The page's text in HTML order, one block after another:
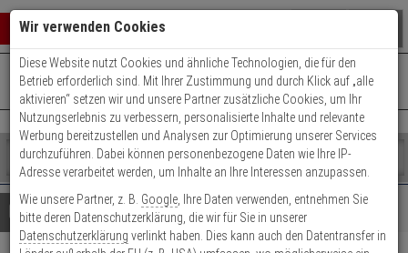
Warenkorb schließen
0 ARTIKEL IM WARENKORB
Ihr Warenkorb ist momentan leer.
Ergebnisse ()
Fertig
Shop
durchsuchen
Bitte
geben
Sie
mindestens
Es
wurde
noch
Kategorien
+49 (0)821 899 493-0Mo. - Do.: 8:00 - 16:30 | Fr.: 8:00 - 14:00 Uhr
Kontaktservice nutzen
Details Beratung
Wir verwenden Cookies
Diese Website nutzt Cookies und ähnliche Technologien, die für den
Betrieb erforderlich sind. Mit Ihrer Zustimmung und durch Klick auf „alle
aktivieren“ setzen wir und unsere Partner zusätzliche Cookies, um Ihr
Nutzungserlebnis zu verbessern, personalisierte Inhalte und relevante
Werbung bereitzustellen und Analysen zur Optimierung unserer Services
durchzuführen. Dabei können personenbezogene Daten wie Ihre IP-
Adresse verarbeitet werden, um Inhalte an Ihre Interessen anzupassen.
Wie unsere Partner, z. B. Google , Ihre Daten verwenden, entnehmen Sie
bitte deren Datenschutzerklärung, die wir für Sie in unserer
Datenschutzerklärung verlinkt haben. Dies kann auch den Datentransfer in